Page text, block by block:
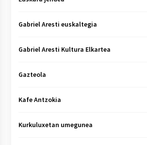
Gabriel Aresti euskaltegia
Gabriel Aresti Kultura Elkartea
Gazteola
Kafe Antzokia
Kurkuluxetan umegunea